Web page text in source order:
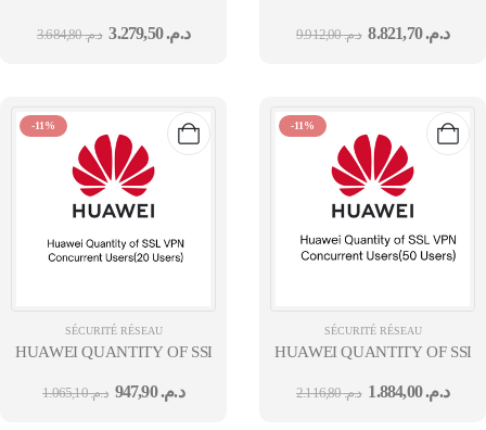
د.م.3.684,80 د.م.3.279,50 د.م.9.912,00 د.م.8.821,70
-11%
SÉCURITÉ RÉSEAU
HUAWEI QUANTITY OF SSL VPN CONCURRENT USERS(20
د.م.1.065,10 د.م.947,90
-11%
SÉCURITÉ RÉSEAU
HUAWEI QUANTITY OF SSL
د.م.2.116,80 د.م.1.884,00